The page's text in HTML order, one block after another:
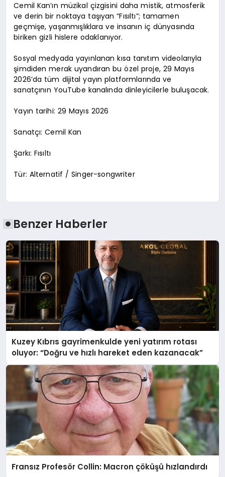
Cemil Kan’ın müzikal çizgisini daha mistik, atmosferik
ve derin bir noktaya taşıyan “Fısıltı”; tamamen
geçmişe, yaşanmışlıklara ve insanın iç dünyasında
biriken gizli hislere odaklanıyor.
Sosyal medyada yayınlanan kısa tanıtım videolarıyla
şimdiden merak uyandıran bu özel proje, 29 Mayıs
2026’da tüm dijital yayın platformlarında ve
sanatçının YouTube kanalında dinleyicilerle buluşacak.
Yayın tarihi: 29 Mayıs 2026
Sanatçı: Cemil Kan
Şarkı: Fısıltı
Tür: Alternatif / Singer-songwriter
Benzer Haberler
Kuzey Kıbrıs gayrimenkulde yeni yatırım rotası
oluyor: “Doğru ve hızlı hareket eden kazanacak”
Fransız Profesör Collin: Macron çöküşü hızlandırdı